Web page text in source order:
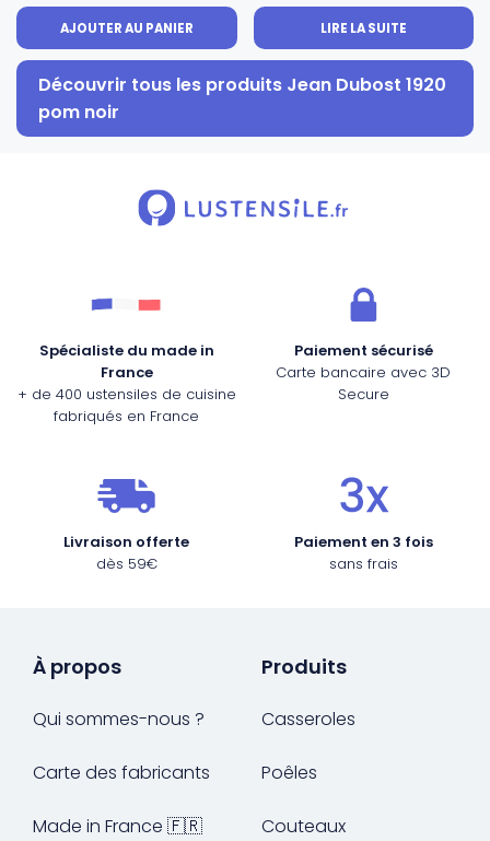
AJOUTER AU PANIER LIRE LA SUITE
Découvrir tous les produits Jean Dubost 1920
pom noir
Spécialiste du made in
France
+ de 400 ustensiles de cuisine
fabriqués en France
Paiement sécurisé
Carte bancaire avec 3D
Secure
Livraison offerte
dès 59€
Paiement en 3 fois
sans frais
À propos
Qui sommes-nous ?
Carte des fabricants
Made in France 🇫🇷
Produits
Casseroles
Poêles
Couteaux